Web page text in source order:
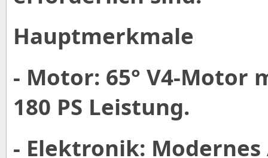
Hauptmerkmale
- Motor: 65° V4-Motor
180 PS Leistung.
- Elektronik: Modernes